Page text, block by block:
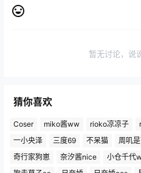
暂无讨论，说
猜你喜欢
Coser miko酱ww rioko凉凉子
一小央泽
三度69 不呆猫 周叽
奇行家狗崽
奈汐酱nice 小仓千代